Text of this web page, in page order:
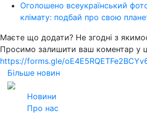
Оголошено всеукраїнський
клімату: подбай про свою
Маєте що додати? Не згодні з
Просимо залишити ваш коментар у
https://forms.gle/
Більше новин
Новини
Про нас